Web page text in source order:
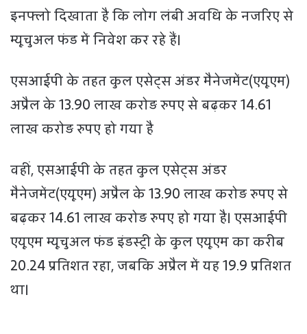
इनफ्लो दिखाता है कि लोग लंबी अवधि के नजरिए से
म्यूचुअल फंड में निवेश कर रहे हैं।
एसआईपी के तहत कुल एसेट्स अंडर मैनेजमेंट(एयूएम)
अप्रैल के 13.90 लाख करोड़ रुपए से बढ़कर 14.61
लाख करोड़ रुपए हो गया है
वहीं, एसआईपी के तहत कुल एसेट्स अंडर
मैनेजमेंट(एयूएम) अप्रैल के 13.90 लाख करोड़ रुपए से
बढ़कर 14.61 लाख करोड़ रुपए हो गया है। एसआईपी
एयूएम म्यूचुअल फंड इंडस्ट्री के कुल एयूएम का करीब
20.24 प्रतिशत रहा, जबकि अप्रैल में यह 19.9 प्रतिशत
था।